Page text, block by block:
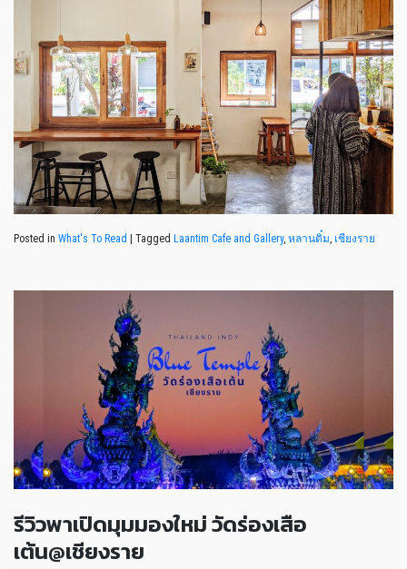
Posted in What's To Read Tagged Laantim Cafe and Gallery, หลานติ๋ม, เชียงราย
รีวิวพาเปิดมุมมองใหม่ วัดร่องเสือ
เต้น@เชียงราย